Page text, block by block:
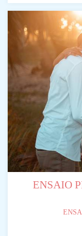
ENSAIO